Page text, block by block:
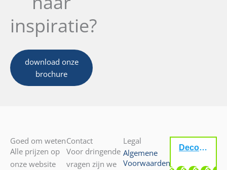
inspiratie?
download onze
brochure
Goed om weten
Alle prijzen op
onze website
Contact
Voor dringende
vragen zijn we
Legal
Algemene
Voorwaarden